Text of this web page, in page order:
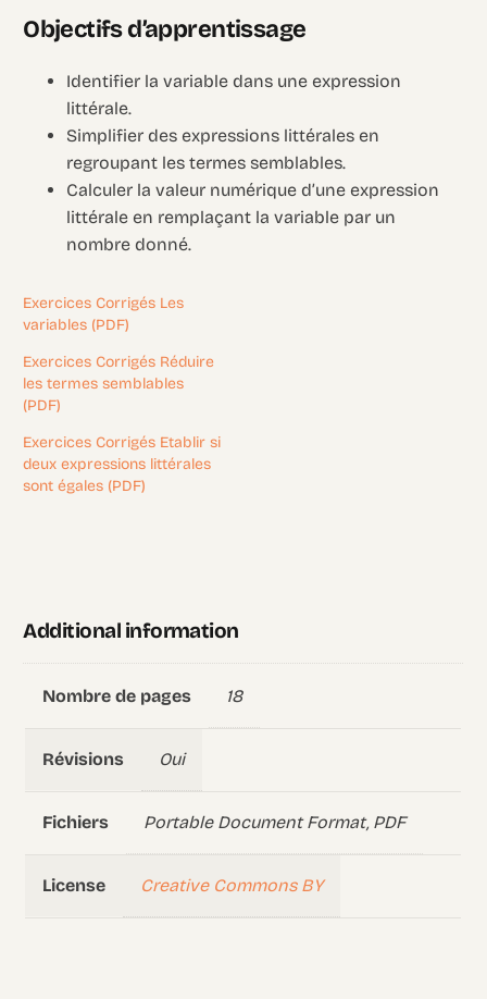
Objectifs d’apprentissage
Identifier la variable dans une expression
littérale.
Simplifier des expressions littérales en
regroupant les termes semblables.
Calculer la valeur numérique d’une expression
littérale en remplaçant la variable par un
nombre donné.
Exercices Corrigés Les
variables (PDF)
Exercices Corrigés Réduire
les termes semblables
(PDF)
Exercices Corrigés Etablir si
deux expressions littérales
sont égales (PDF)
Additional information
Nombre de pages 18
Révisions Oui
Fichiers Portable Document Format, PDF
License Creative Commons BY